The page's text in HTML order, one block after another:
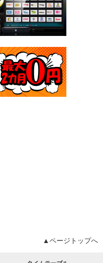
▲ページトップへ